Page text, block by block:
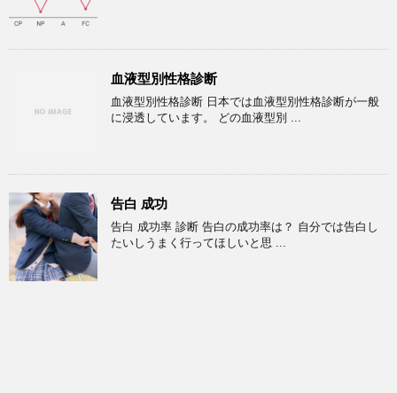
血液型別性格診断
血液型別性格診断 日本では血液型別性格診断が一般
に浸透しています。 どの血液型別 ...
告白 成功
告白 成功率 診断 告白の成功率は？ 自分では告白し
たいしうまく行ってほしいと思 ...